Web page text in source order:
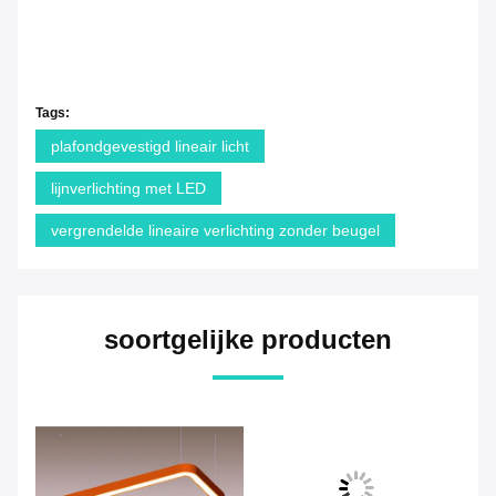
Tags:
plafondgevestigd lineair licht
lijnverlichting met LED
vergrendelde lineaire verlichting zonder beugel
soortgelijke producten